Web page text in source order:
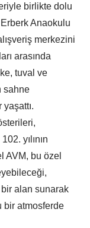
birlikte dolu
Anaokulu
merkezini
arasında
tuval ve
sahne
yılının
AVM, bu özel
alan sunarak
bir atmosferde